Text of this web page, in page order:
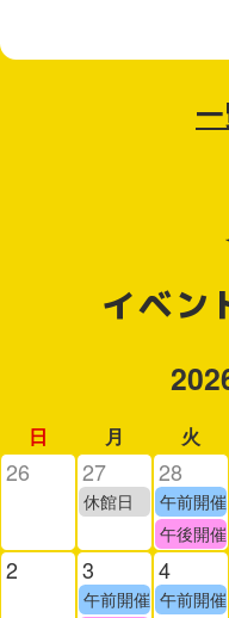
イベン
日 月 火
26 27 28
休館日 午前開催
午後開催
2 3 4
午前開催 午前開催